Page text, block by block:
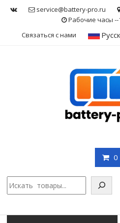
service@battery-pro.ru
Рабочие часы --
Связаться с нами
0